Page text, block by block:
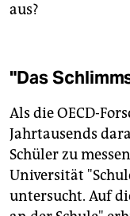
aus?
"Das
Als die OECD-
Jahrtausends
Schüler zu
Universität
untersucht. Auf